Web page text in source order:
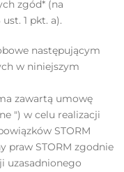
zgód* (na
1 pkt. a).
następującym
w niniejszym
zawartą umowę
") w celu realizacji
STORM
praw STORM zgodnie
uzasadnionego